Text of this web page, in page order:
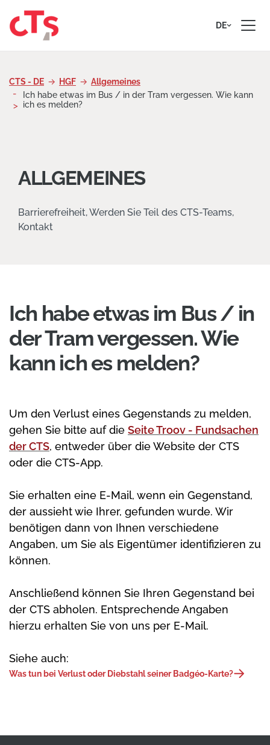
DE
CTS - DE HGF
Allgemeines
Ich habe etwas im Bus / in der Tram vergessen. Wie kann
ich es melden?
ALLGEMEINES
Barrierefreiheit, Werden Sie Teil des CTS-Teams,
Kontakt
Ich habe etwas im Bus / in
der Tram vergessen. Wie
kann ich es melden?
Um den Verlust eines Gegenstands zu melden,
gehen Sie bitte auf die Seite Troov - Fundsachen
der CTS, entweder über die Website der CTS
oder die CTS-App.
Sie erhalten eine E-Mail, wenn ein Gegenstand,
der aussieht wie Ihrer, gefunden wurde. Wir
benötigen dann von Ihnen verschiedene
Angaben, um Sie als Eigentümer identifizieren zu
können.
Anschließend können Sie Ihren Gegenstand bei
der CTS abholen. Entsprechende Angaben
hierzu erhalten Sie von uns per E-Mail.
Siehe auch:
Was tun bei Verlust oder Diebstahl seiner Badgéo-Karte?